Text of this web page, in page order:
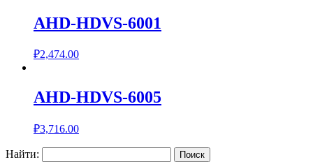
AHD-HDVS-6001
₽2,474.00
AHD-HDVS-6005
₽3,716.00
Найти: